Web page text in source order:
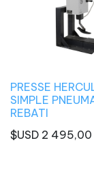
PRESSE
SIMPLE
REBATI
$USD 2 495,00